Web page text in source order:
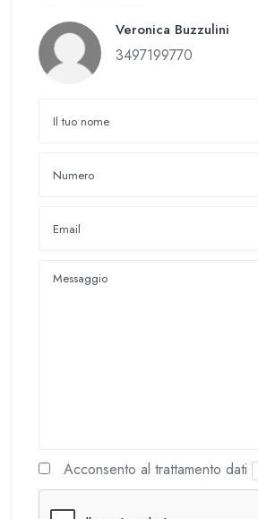
Veronica Buzzulini
3497199770
Acconsento al trattamento dati